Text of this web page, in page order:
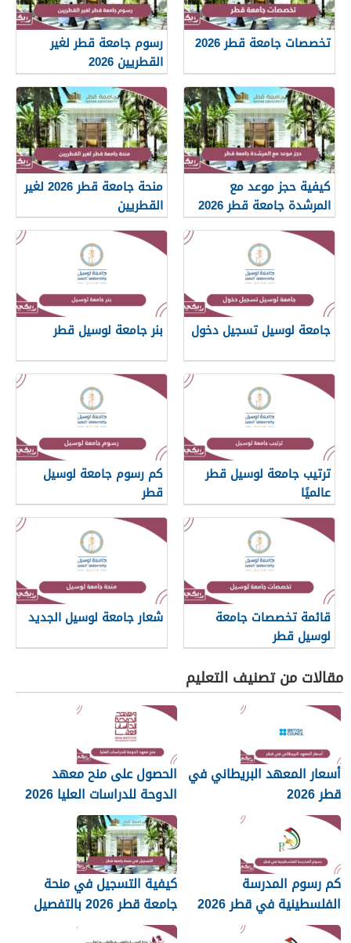
تخصصات جامعة قطر 2026
رسوم جامعة قطر لغير
القطريين 2026
كيفية حجز موعد مع
المرشدة جامعة قطر 2026
منحة جامعة قطر 2026 لغير
القطريين
جامعة لوسيل تسجيل دخول بنر جامعة لوسيل قطر
ترتيب جامعة لوسيل قطر
عالميًا
كم رسوم جامعة لوسيل
قطر
قائمة تخصصات جامعة
لوسيل قطر
شعار جامعة لوسيل الجديد
مقالات من تصنيف التعليم
أسعار المعهد البريطاني في
قطر 2026
الحصول على منح معهد
الدوحة للدراسات العليا 2026
كم رسوم المدرسة
الفلسطينية في قطر 2026
كيفية التسجيل في منحة
جامعة قطر 2026 بالتفصيل